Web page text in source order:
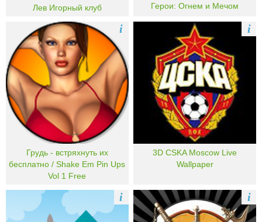
Лев Игорный клуб Герои: Огнем и Мечом
Грудь - встряхнуть их
бесплатно / Shake Em Pin Ups
Vol 1 Free
i
3D CSKA Moscow Live
Wallpaper
i
i i